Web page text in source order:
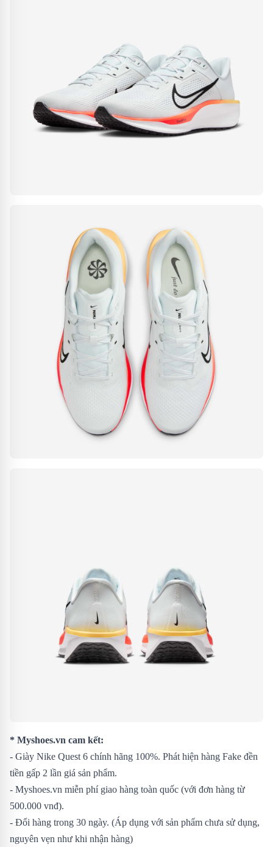
* Myshoes.vn cam kết:
- Giày Nike Quest 6 chính hãng 100%. Phát hiện hàng Fake đền
tiền gấp 2 lần giá sản phẩm.
- Myshoes.vn miễn phí giao hàng toàn quốc (với đơn hàng từ
500.000 vnđ).
- Đổi hàng trong 30 ngày. (Áp dụng với sản phẩm chưa sử dụng,
nguyên vẹn như khi nhận hàng)